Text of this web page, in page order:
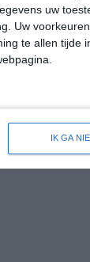
uw
Uw
te allen tijde
IK GA
06:00
voor